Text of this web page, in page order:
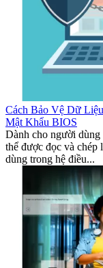
Cách Bảo Vệ Dữ
Mật Khẩu BIOS
Dành cho người
thể được đọc và chép
dùng trong hệ điều...